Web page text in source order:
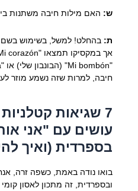
ש: האם מילות חיבה משתנות
ת:
חיבה, למרות שזה נשמע מוזר
7 שגיאות
עושים עם "אני
בספרדית (ואיך
בואו נודה באמת, כשפה זרה,
ובספרדית, זה מתכון לאסון